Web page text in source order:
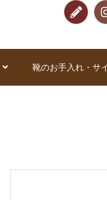
靴のお手入れ・サ